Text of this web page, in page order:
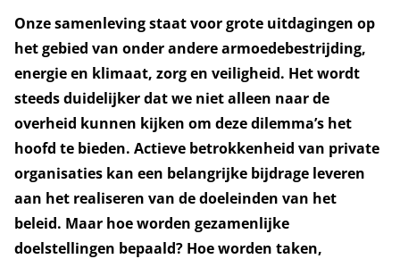
Onze samenleving staat voor grote uitdagingen op
het gebied van onder andere armoedebestrijding,
energie en klimaat, zorg en veiligheid. Het wordt
steeds duidelijker dat we niet alleen naar de
overheid kunnen kijken om deze dilemma’s het
hoofd te bieden. Actieve betrokkenheid van private
organisaties kan een belangrijke bijdrage leveren
aan het realiseren van de doeleinden van het
beleid. Maar hoe worden gezamenlijke
doelstellingen bepaald? Hoe worden taken,